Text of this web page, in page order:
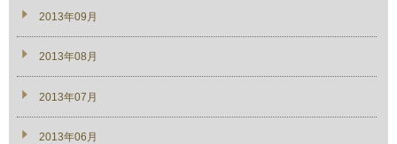
2013年09月
2013年08月
2013年07月
2013年06月